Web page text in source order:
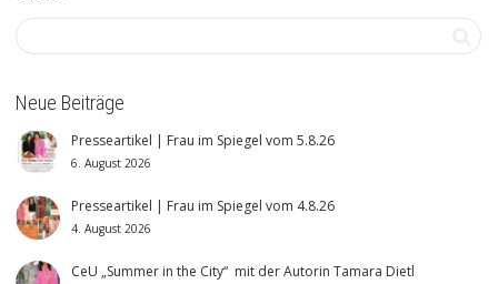
Neue Beiträge
Presseartikel | Frau im Spiegel vom 5.8.26
6. August 2026
Presseartikel | Frau im Spiegel vom 4.8.26
4. August 2026
CeU „Summer in the City“ mit der Autorin Tamara Dietl